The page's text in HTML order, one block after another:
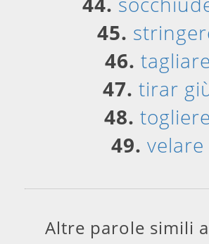
45.
46. tagliare
47. tirar
48. togliere
49. velare
Altre parole simili a